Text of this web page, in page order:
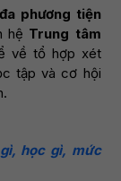
phương tiện
hệ Trung tâm
về tổ hợp xét
tập và cơ hội
học gì, mức